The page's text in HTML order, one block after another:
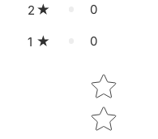
2 0
1 0
Star rating